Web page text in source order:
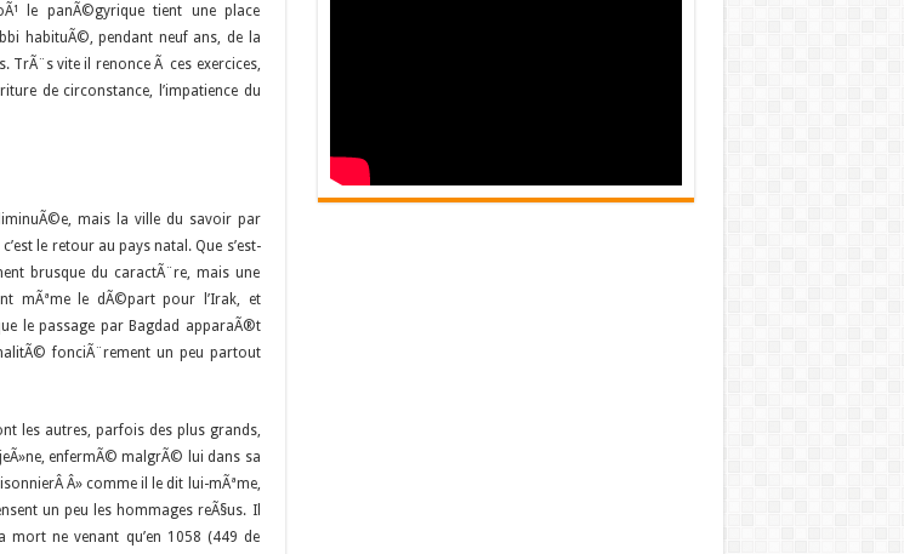
le panÃ©gyrique tient une place
habituÃ©, pendant neuf ans, de la
TrÃ¨s vite il renonce Ã ces exercices,
de circonstance, l’impatience du
mais la ville du savoir par
le retour au pays natal. Que s’est-
brusque du caractÃ¨re, mais une
mÃªme le dÃ©part pour l’Irak, et
le passage par Bagdad apparaÃ®t
fonciÃ¨rement un peu partout
les autres, parfois des plus grands,
enfermÃ© malgrÃ© lui dans sa
Â» comme il le dit lui-mÃªme,
un peu les hommages reÃ§us. Il
mort ne venant qu’en 1058 (449 de